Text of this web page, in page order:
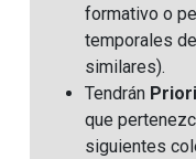
formativo o
temporales
similares).
Tendrán
que
siguientes